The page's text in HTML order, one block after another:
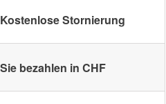
Kostenlose Stornierung
Sie bezahlen in CHF